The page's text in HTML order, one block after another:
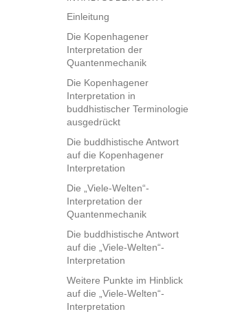
Einleitung
Die Kopenhagener
Interpretation der
Quantenmechanik
Die Kopenhagener
Interpretation in
buddhistischer Terminologie
ausgedrückt
Die buddhistische Antwort
auf die Kopenhagener
Interpretation
Die „Viele-Welten“-
Interpretation der
Quantenmechanik
Die buddhistische Antwort
auf die „Viele-Welten“-
Interpretation
Weitere Punkte im Hinblick
auf die „Viele-Welten“-
Interpretation